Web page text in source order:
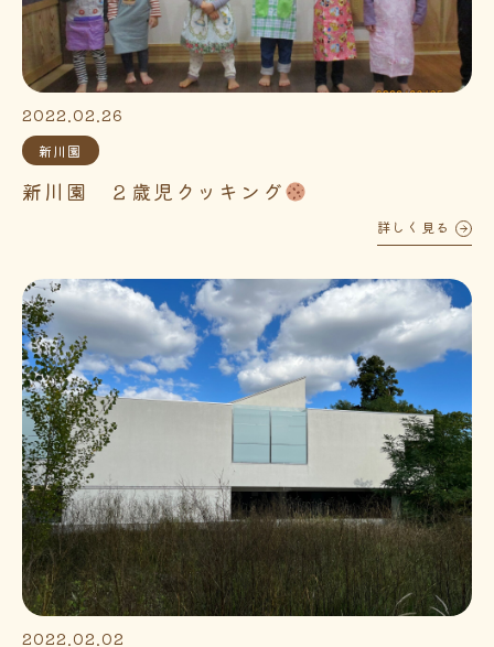
2022.02.26
新川園
新川園 ２歳児クッキング
詳しく見る
2022.02.02